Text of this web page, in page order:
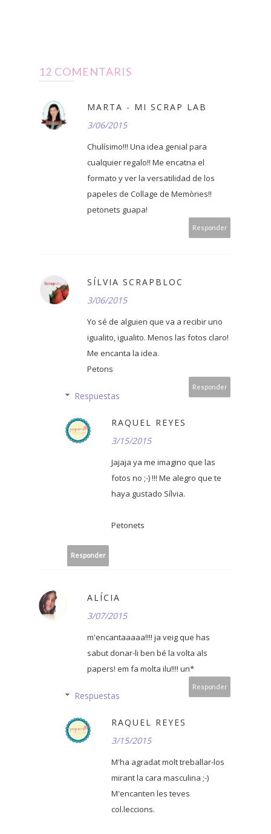
12 COMENTARIS
MARTA - MI SCRAP LAB
3/06/2015
Chulísimo!!! Una idea genial para
cualquier regalo!! Me encatna el
formato y ver la versatilidad de los
papeles de Collage de Memòries!!
petonets guapa!
Responder
SÍLVIA SCRAPBLOC
3/06/2015
Yo sé de alguien que va a recibir uno
igualito, igualito. Menos las fotos claro!
Me encanta la idea.
Petons
Responder
Respuestas
RAQUEL REYES
3/15/2015
Jajaja ya me imagino que las
fotos no ;-) !!! Me alegro que te
haya gustado Sílvia.
Petonets
Responder
ALÍCIA
3/07/2015
m'encantaaaaa!!!! ja veig que has
sabut donar-li ben bé la volta als
papers! em fa molta ilu!!!! un*
Responder
Respuestas
RAQUEL REYES
3/15/2015
M'ha agradat molt treballar-los
mirant la cara masculina ;-)
M'encanten les teves
col.leccions.